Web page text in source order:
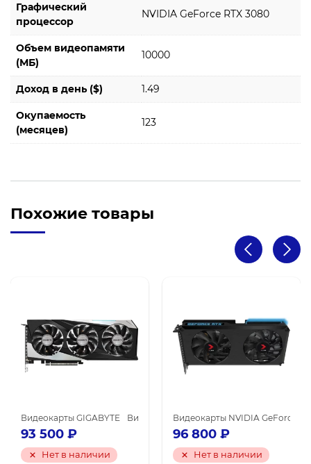
Графический
процессор
NVIDIA GeForce RTX 3080
Объем видеопамяти
(МБ)
10000
Доход в день ($) 1.49
Окупаемость
(месяцев)
123
Похожие товары
NVIDIA для майнинга
3060 Ti Видеокарты NVIDIA для майнинга
Видеокарты GIGABYTE Видеокарты NVIDIA GeForce RTX 3060 Ti
93 500 ₽
Нет в наличии
Видеокарты NVIDIA GeForce
96 800 ₽
Нет в наличии